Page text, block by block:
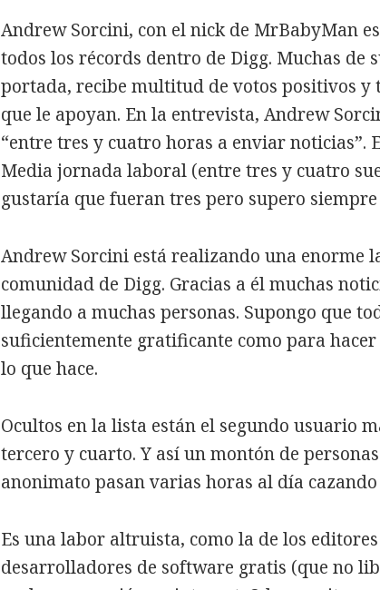
Andrew Sorcini, con el nick de MrBabyMan
todos los récords dentro de Digg. Muchas de
portada, recibe multitud de votos positivos y
que le apoyan. En la entrevista, Andrew
“entre tres y cuatro horas a enviar noticias”.
Media jornada laboral (entre tres y cuatro
gustaría que fueran tres pero supero
Andrew Sorcini está realizando una enorme
comunidad de Digg. Gracias a él muchas
llegando a muchas personas. Supongo que
suficientemente gratificante como para
lo que hace.
Ocultos en la lista están el segundo usuario
tercero y cuarto. Y así un montón de
anonimato pasan varias horas al día
Es una labor altruista, como la de los
desarrolladores de software gratis (que no